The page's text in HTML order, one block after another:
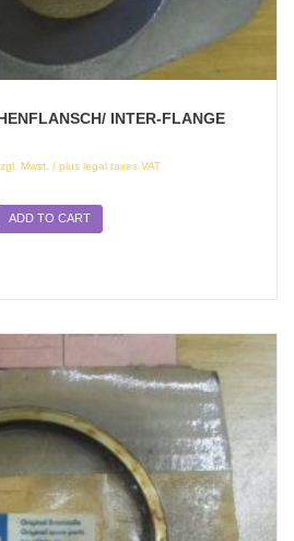
INTER-FLANGE
Mwst. / plus legal taxes VAT
ADD TO CART